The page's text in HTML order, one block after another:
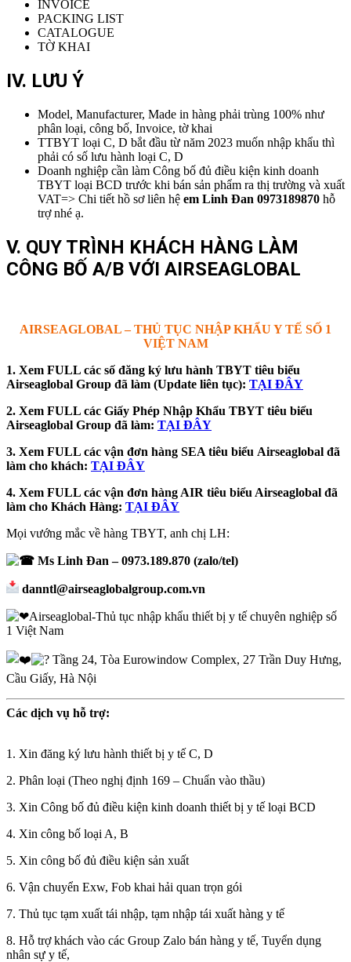
INVOICE
PACKING LIST
CATALOGUE
TỜ KHAI
IV. LƯU Ý
Model, Manufacturer, Made in hàng phải trùng 100% như
phân loại, công bố, Invoice, tờ khai
TTBYT loại C, D bắt đầu từ năm 2023 muốn nhập khẩu thì
phải có số lưu hành loại C, D
Doanh nghiệp cần làm Công bố đủ điều kiện kinh doanh
TBYT loại BCD trước khi bán sản phẩm ra thị trường và xuất
VAT=> Chi tiết hồ sơ liên hệ em Linh Đan 0973189870 hỗ
trợ nhé ạ.
V. QUY TRÌNH KHÁCH HÀNG LÀM
CÔNG BỐ A/B VỚI AIRSEAGLOBAL
AIRSEAGLOBAL – THỦ TỤC NHẬP KHẨU Y TẾ SỐ 1
VIỆT NAM
1. Xem FULL các số đăng ký lưu hành TBYT tiêu biểu
Airseaglobal Group đã làm (Update liên tục): TẠI ĐÂY
2. Xem FULL các Giấy Phép Nhập Khẩu TBYT tiêu biểu
Airseaglobal Group đã làm: TẠI ĐÂY
3. Xem FULL các vận đơn hàng SEA tiêu biểu Airseaglobal đã
làm cho khách: TẠI ĐÂY
4. Xem FULL các vận đơn hàng AIR tiêu biểu Airseaglobal đã
làm cho Khách Hàng: TẠI ĐÂY
Mọi vướng mắc về hàng TBYT, anh chị LH:
Ms Linh Đan – 0973.189.870 (zalo/tel)
danntl@airseaglobalgroup.com.vn
Airseaglobal-Thủ tục nhập khẩu thiết bị y tế chuyên nghiệp số
1 Việt Nam
Tầng 24, Tòa Eurowindow Complex, 27 Trần Duy Hưng,
Cầu Giấy, Hà Nội
Các dịch vụ hỗ trợ:
1. Xin đăng ký lưu hành thiết bị y tế C, D
2. Phân loại (Theo nghị định 169 – Chuẩn vào thầu)
3. Xin Công bố đủ điều kiện kinh doanh thiết bị y tế loại BCD
4. Xin công bố loại A, B
5. Xin công bố đủ điều kiện sản xuất
6. Vận chuyển Exw, Fob khai hải quan trọn gói
7. Thủ tục tạm xuất tái nhập, tạm nhập tái xuất hàng y tế
8. Hỗ trợ khách vào các Group Zalo bán hàng y tế, Tuyển dụng
nhân sự y tế,